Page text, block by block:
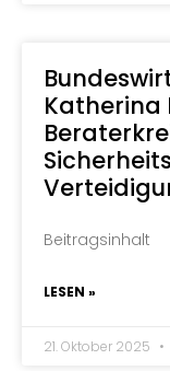
Katherina
Beitragsinhalt
LESEN »
21. Oktober 2025